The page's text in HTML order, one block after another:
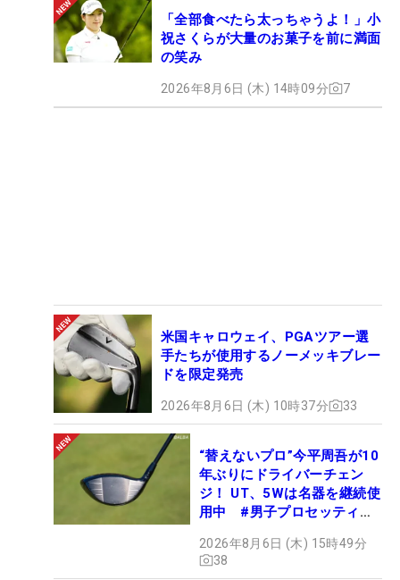
「全部食べたら太っちゃうよ！」小
祝さくらが大量のお菓子を前に満面
の笑み
2026年8月6日 (木) 14時09分 7
米国キャロウェイ、PGAツアー選
手たちが使用するノーメッキブレー
ドを限定発売
2026年8月6日 (木) 10時37分 33
“替えないプロ”今平周吾が10
年ぶりにドライバーチェン
ジ！ UT、5Wは名器を継続使
用中 #男子プロセッティン
2026年8月6日 (木) 15時49分
38